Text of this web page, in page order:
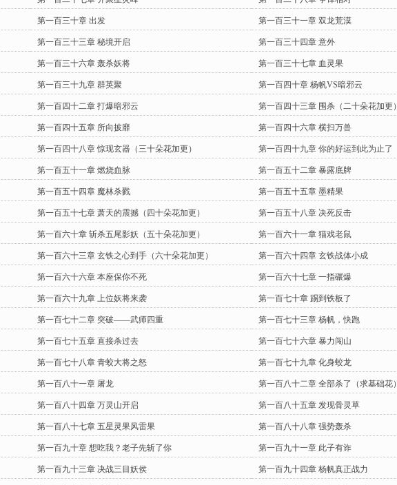
第一百三十章 出发 第一百三十一章 双龙荒漠
第一百三十三章 秘境开启 第一百三十四章 意外
第一百三十六章 轰杀妖将 第一百三十七章 血灵果
第一百三十九章 群英聚 第一百四十章 杨帆VS暗邪云
第一百四十二章 打爆暗邪云 第一百四十三章 围杀（二十朵花加更）
第一百四十五章 所向披靡 第一百四十六章 横扫万兽
第一百四十八章 惊现玄器（三十朵花加更） 第一百四十九章 你的好运到此为止了
第一百五十一章 燃烧血脉 第一百五十二章 暴露底牌
第一百五十四章 魔林杀戮 第一百五十五章 墨精果
第一百五十七章 萧天的震撼（四十朵花加更） 第一百五十八章 决死反击
第一百六十章 斩杀五尾影妖（五十朵花加更） 第一百六十一章 猫戏老鼠
第一百六十三章 玄铁之心到手（六十朵花加更） 第一百六十四章 玄铁战体小成
第一百六十六章 本座保你不死 第一百六十七章 一指碾爆
第一百六十九章 上位妖将来袭 第一百七十章 踢到铁板了
第一百七十二章 突破——武师四重 第一百七十三章 杨帆，快跑
第一百七十五章 直接杀过去 第一百七十六章 暴力闯山
第一百七十八章 青蛟大将之怒 第一百七十九章 化身蛟龙
第一百八十一章 屠龙 第一百八十二章 全部杀了（求基础花）
第一百八十四章 万灵山开启 第一百八十五章 发现骨灵草
第一百八十七章 五星灵果风雷果 第一百八十八章 强势轰杀
第一百九十章 想吃我？老子先斩了你 第一百九十一章 此子有诈
第一百九十三章 决战三目妖侯 第一百九十四章 杨帆真正战力